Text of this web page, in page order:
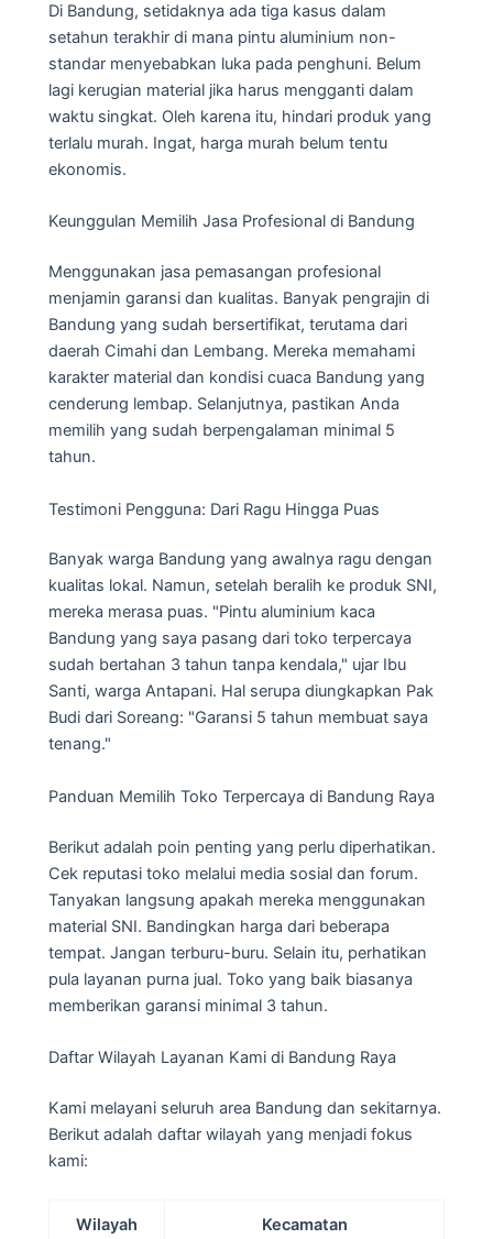
Di Bandung, setidaknya ada tiga kasus dalam
setahun terakhir di mana pintu aluminium non-
standar menyebabkan luka pada penghuni. Belum
lagi kerugian material jika harus mengganti dalam
waktu singkat. Oleh karena itu, hindari produk yang
terlalu murah. Ingat, harga murah belum tentu
ekonomis.
Keunggulan Memilih Jasa Profesional di Bandung
Menggunakan jasa pemasangan profesional
menjamin garansi dan kualitas. Banyak pengrajin di
Bandung yang sudah bersertifikat, terutama dari
daerah Cimahi dan Lembang. Mereka memahami
karakter material dan kondisi cuaca Bandung yang
cenderung lembap. Selanjutnya, pastikan Anda
memilih yang sudah berpengalaman minimal 5
tahun.
Testimoni Pengguna: Dari Ragu Hingga Puas
Banyak warga Bandung yang awalnya ragu dengan
kualitas lokal. Namun, setelah beralih ke produk SNI,
mereka merasa puas. "Pintu aluminium kaca
Bandung yang saya pasang dari toko terpercaya
sudah bertahan 3 tahun tanpa kendala," ujar Ibu
Santi, warga Antapani. Hal serupa diungkapkan Pak
Budi dari Soreang: "Garansi 5 tahun membuat saya
tenang."
Panduan Memilih Toko Terpercaya di Bandung Raya
Berikut adalah poin penting yang perlu diperhatikan.
Cek reputasi toko melalui media sosial dan forum.
Tanyakan langsung apakah mereka menggunakan
material SNI. Bandingkan harga dari beberapa
tempat. Jangan terburu-buru. Selain itu, perhatikan
pula layanan purna jual. Toko yang baik biasanya
memberikan garansi minimal 3 tahun.
Daftar Wilayah Layanan Kami di Bandung Raya
Kami melayani seluruh area Bandung dan sekitarnya.
Berikut adalah daftar wilayah yang menjadi fokus
kami:
Wilayah Kecamatan